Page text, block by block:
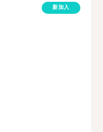
新加入